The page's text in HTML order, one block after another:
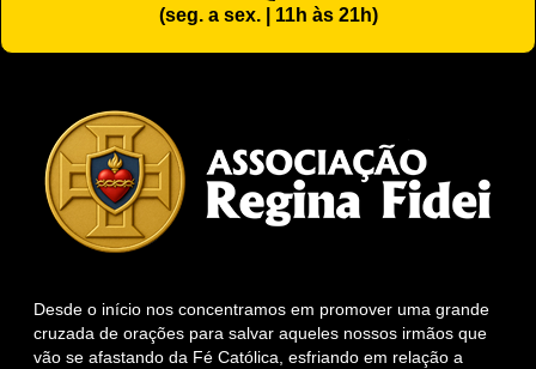
(seg. a sex. | 11h às 21h)
Desde o início nos concentramos em promover uma grande
cruzada de orações para salvar aqueles nossos irmãos que
vão se afastando da Fé Católica, esfriando em relação a